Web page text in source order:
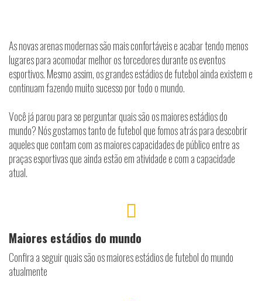
As novas arenas modernas são mais confortáveis e acabar tendo menos
lugares para acomodar melhor os torcedores durante os eventos
esportivos. Mesmo assim, os grandes estádios de futebol ainda existem e
continuam fazendo muito sucesso por todo o mundo.
Você já parou para se perguntar quais são os maiores estádios do
mundo? Nós gostamos tanto de futebol que fomos atrás para descobrir
aqueles que contam com as maiores capacidades de público entre as
praças esportivas que ainda estão em atividade e com a capacidade
atual.
Maiores estádios do mundo
Confira a seguir quais são os maiores estádios de futebol do mundo
atualmente